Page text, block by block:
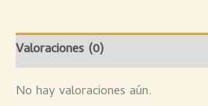
Valoraciones (0)
No hay valoraciones aún.